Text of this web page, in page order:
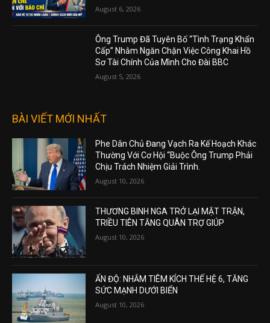
August 6, 2026
Ông Trump Đã Tuyên Bố “Tình Trạng Khẩn
Cấp” Nhằm Ngăn Chặn Việc Công Khai Hồ
Sơ Tài Chính Của Mình Cho Đài BBC
August 5, 2026
BÀI VIẾT MỚI NHẤT
Phe Dân Chủ Đang Vạch Ra Kế Hoạch Khác
Thường Với Cơ Hội “Buộc Ông Trump Phải
Chịu Trách Nhiệm Giải Trình.
August 10, 2026
THƯƠNG BINH NGA TRỞ LẠI MẶT TRẬN,
TRIỀU TIÊN TĂNG QUÂN TRỢ GIÚP
August 10, 2026
ẤN ĐỘ: NHẮM TIÊM KÍCH THẾ HỆ 6, TĂNG
SỨC MẠNH DƯỚI BIỂN
August 10, 2026